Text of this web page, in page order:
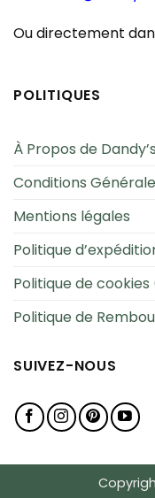
Ou directement
POLITIQUES
À Propos de
Conditions
Mentions légales
Politique
Politique de cookies
Politique de
SUIVEZ-NOUS